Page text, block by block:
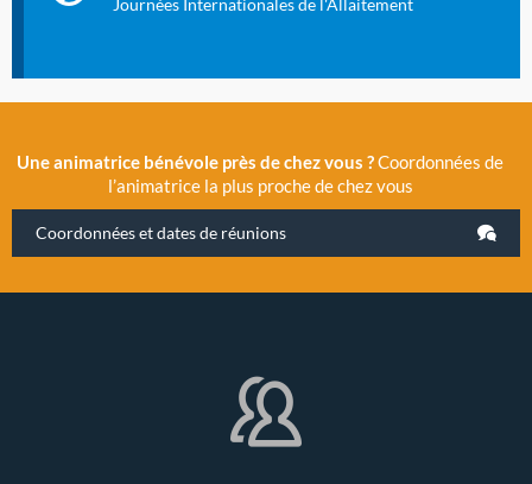
Une animatrice bénévole près de chez vous ?Coordonnées de
l’animatrice la plus proche de chez vous
Coordonnées et dates de réunions